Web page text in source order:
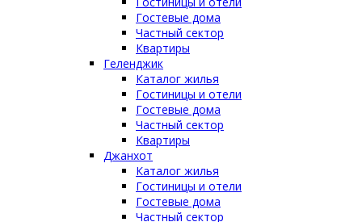
Гостевые дома
Частный сектор
Квартиры
Геленджик
Каталог жилья
Гостиницы и отели
Гостевые дома
Частный сектор
Квартиры
Джанхот
Каталог жилья
Гостиницы и отели
Гостевые дома
Частный сектор